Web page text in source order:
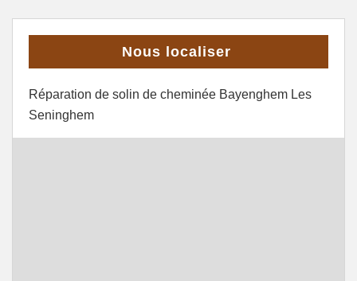
Nous localiser
Réparation de solin de cheminée Bayenghem Les
Seninghem